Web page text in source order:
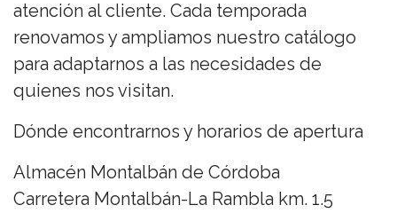
atención al cliente. Cada temporada
renovamos y ampliamos nuestro catálogo
para adaptarnos a las necesidades de
quienes nos visitan.
Dónde encontrarnos y horarios de apertura
Almacén Montalbán de Córdoba
Carretera Montalbán-La Rambla km. 1.5